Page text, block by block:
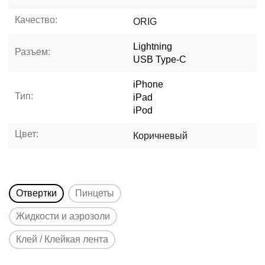
Качество: ORIG
Разъем:
Lightning
USB Type-C
Тип:
iPhone
iPad
iPod
Цвет: Коричневый
Отвертки Пинцеты
Жидкости и аэрозоли
Клей / Клейкая лента